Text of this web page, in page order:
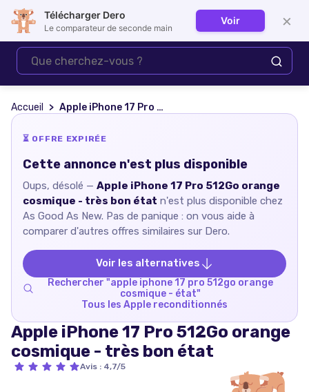
Se connecter
Accueil Apple iPhone 17 Pro 512Go orange cosmique - très bon état
⏳ OFFRE EXPIRÉE
Cette annonce n'est plus disponible
Oups, désolé — Apple iPhone 17 Pro 512Go orange
cosmique - très bon état n'est plus disponible chez
As Good As New. Pas de panique : on vous aide à
comparer d'autres offres similaires sur Dero.
Voir les alternatives
Rechercher "apple iphone 17 pro 512go orange
cosmique - état"
Tous les Apple reconditionnés
Apple iPhone 17 Pro 512Go orange
cosmique - très bon état
Avis : 4,7/5
Télécharger Dero
Le comparateur de seconde main
Voir ×